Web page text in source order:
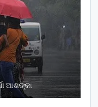
ଆଶଙ୍କା